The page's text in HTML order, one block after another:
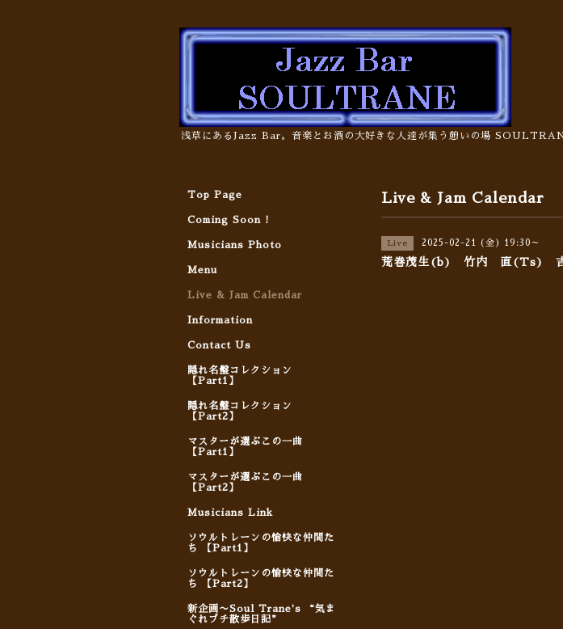
浅草にあるJazz Bar。音楽とお酒の大好きな人達が集う憩いの場
Live & Jam Calendar
Live 2025-02-21 (金) 19:30～
荒巻茂生(b) 竹内 直(Ts)
Top Page
Coming Soon !
Musicians Photo
Menu
Live & Jam Calendar
Information
Contact Us
隠れ名盤コレクション
【Part1】
隠れ名盤コレクション
【Part2】
マスターが選ぶこの一曲
【Part1】
マスターが選ぶこの一曲
【Part2】
Musicians Link
ソウルトレーンの愉快な仲間た
ち 【Part1】
ソウルトレーンの愉快な仲間た
ち 【Part2】
新企画〜Soul Trane's “気ま
ぐれプチ散歩日記”